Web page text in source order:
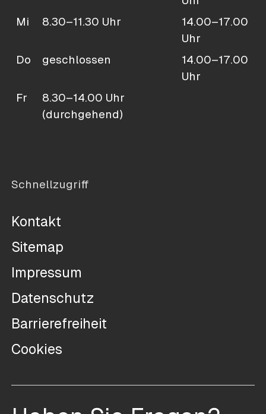
Mi
8.30–11.30 Uhr
14.00–17.00
Uhr
Do
geschlossen
14.00–17.00
Uhr
Fr
8.30–14.00 Uhr
(durchgehend)
Schnellzugriff
Kontakt
Sitemap
Impressum
Datenschutz
Barrierefreiheit
Cookies